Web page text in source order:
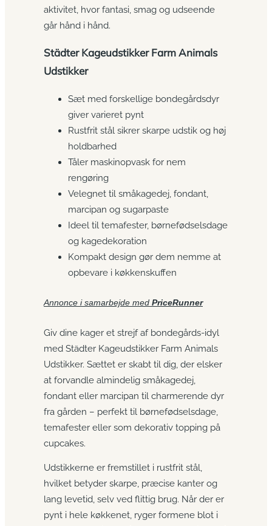
aktivitet, hvor fantasi, smag og udseende
går hånd i hånd.
Städter Kageudstikker Farm Animals
Udstikker
Sæt med forskellige bondegårdsdyr
giver varieret pynt
Rustfrit stål sikrer skarpe udstik og høj
holdbarhed
Tåler maskinopvask for nem
rengøring
Velegnet til småkagedej, fondant,
marcipan og sugarpaste
Ideel til temafester, børnefødselsdage
og kage­dekoration
Kompakt design gør dem nemme at
opbevare i køkkenskuffen
Annonce i samarbejde med PriceRunner
Giv dine kager et strejf af bondegårds-idyl
med Städter Kageudstikker Farm Animals
Udstikker. Sættet er skabt til dig, der elsker
at forvandle almindelig småkagedej,
fondant eller marcipan til charmerende dyr
fra gården – perfekt til børnefødselsdage,
temafester eller som dekorativ topping på
cupcakes.
Udstikkerne er fremstillet i rustfrit stål,
hvilket betyder skarpe, præcise kanter og
lang levetid, selv ved flittig brug. Når der er
pynt i hele køkkenet, ryger formene blot i